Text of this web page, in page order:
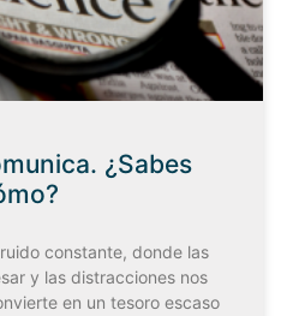
¿Sabes
constante, donde las
y las distracciones nos
en un tesoro escaso